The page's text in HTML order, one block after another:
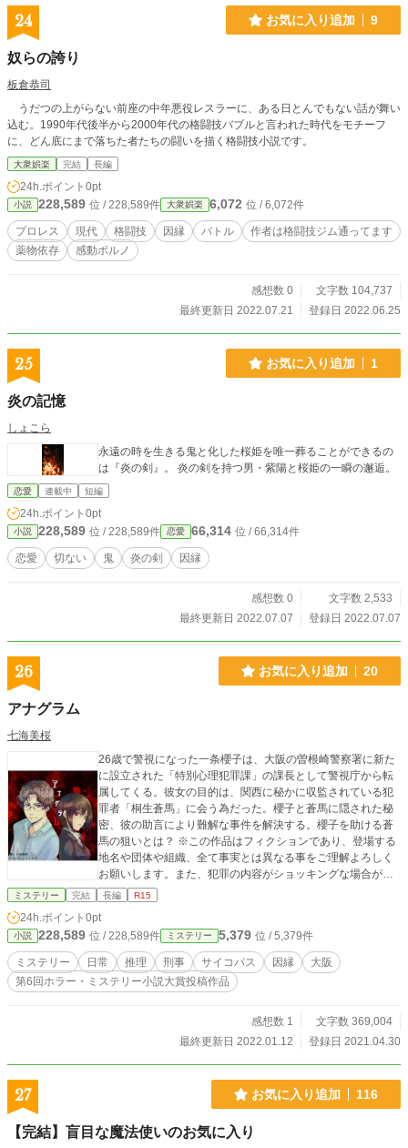
24 お気に入り追加 9
奴らの誇り
板倉恭司
うだつの上がらない前座の中年悪役レスラーに、ある日とんでもない話が舞い
込む。1990年代後半から2000年代の格闘技バブルと言われた時代をモチーフ
に、どん底にまで落ちた者たちの闘いを描く格闘技小説です。
大衆娯楽 完結 長編
24h.ポイント 0pt
小説 228,589 位 / 228,589件 大衆娯楽 6,072 位 / 6,072件
プロレス 現代 格闘技 因縁 バトル
作者は格闘技ジム通ってます
薬物依存
感動ポルノ
感想数 0
文字数 104,737
最終更新日 2022.07.21
登録日 2022.06.25
25 お気に入り追加 1
炎の記憶
しょこら
永遠の時を生きる鬼と化した桜姫を唯一葬ることができるの
は『炎の剣』。 炎の剣を持つ男・紫陽と桜姫の一瞬の邂逅。
恋愛 連載中 短編
24h.ポイント 0pt
小説 228,589 位 / 228,589件 恋愛 66,314 位 / 66,314件
恋愛 切ない 鬼 炎の剣 因縁
感想数 0
文字数 2,533
最終更新日 2022.07.07
登録日 2022.07.07
26 お気に入り追加 20
アナグラム
七海美桜
26歳で警視になった一条櫻子は、大阪の曽根崎警察署に新た
に設立された「特別心理犯罪課」の課長として警視庁から転
属してくる。彼女の目的は、関西に秘かに収監されている犯
罪者「桐生蒼馬」に会う為だった。櫻子と蒼馬に隠された秘
密、彼の助言により難解な事件を解決する。櫻子を助ける蒼
馬の狙いとは？ ※この作品はフィクションであり、登場する
地名や団体や組織、全て事実とは異なる事をご理解よろしく
お願いします。また、犯罪の内容がショッキングな場合があ
ります。セルフレイティングに気を付けて下さい。 イラス
ミステリー 完結 長編 R15
24h.ポイント 0pt
小説 228,589 位 / 228,589件 ミステリー 5,379 位 / 5,379件
ミステリー 日常 推理 刑事 サイコパス 因縁
大阪
第6回ホラー・ミステリー小説大賞投稿作品
感想数 1
文字数 369,004
最終更新日 2022.01.12
登録日 2021.04.30
27 お気に入り追加 116
【完結】盲目な魔法使いのお気に入り